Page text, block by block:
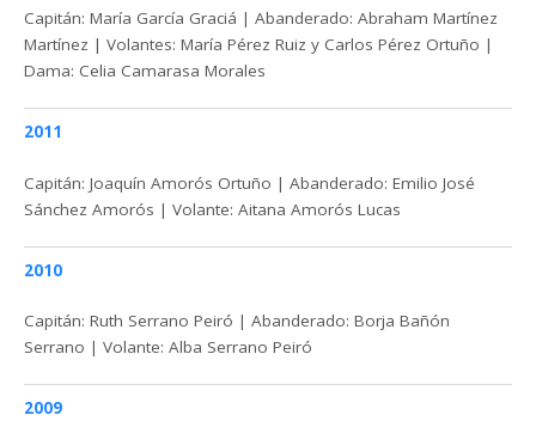
Capitán: María García Graciá | Abanderado: Abraham Martínez
Martínez | Volantes: María Pérez Ruiz y Carlos Pérez Ortuño |
Dama: Celia Camarasa Morales
2011
Capitán: Joaquín Amorós Ortuño | Abanderado: Emilio José
Sánchez Amorós | Volante: Aitana Amorós Lucas
2010
Capitán: Ruth Serrano Peiró | Abanderado: Borja Bañón
Serrano | Volante: Alba Serrano Peiró
2009